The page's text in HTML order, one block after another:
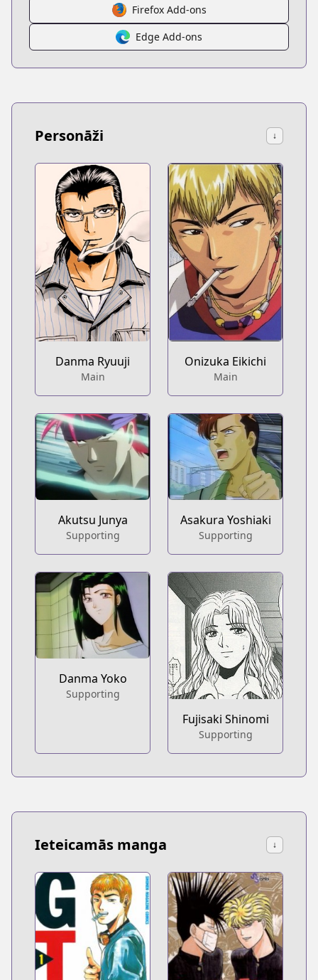
Firefox Add-ons
Edge Add-ons
Personāži ↓
Danma Ryuuji
Main
Onizuka Eikichi
Main
Akutsu Junya
Supporting
Asakura Yoshiaki
Supporting
Danma Yoko
Supporting
Fujisaki Shinomi
Supporting
Ieteicamās manga ↓